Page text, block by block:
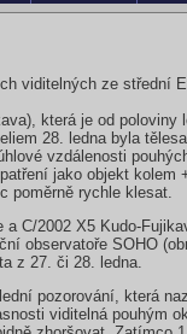
viditelných ze střední
která je od poloviny
28. ledna byla
vzdálenosti
jako objekt kolem
poměrně rychle klesat.
C/2002 X5 Kudo-
observatoře SOHO
z 27. či 28. ledna.
pozorování, která
viditelná pouhým